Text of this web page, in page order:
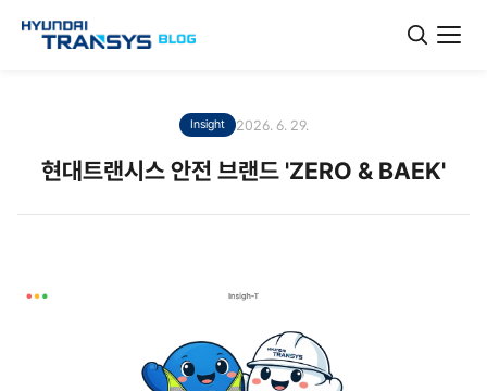
Insight 2026. 6. 29.
현대트랜시스 안전 브랜드 'ZERO & BAEK'